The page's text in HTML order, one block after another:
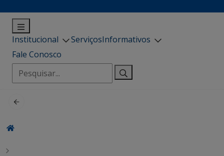
Institucional ServiçosInformativos
Fale Conosco
Pesquisar
por: